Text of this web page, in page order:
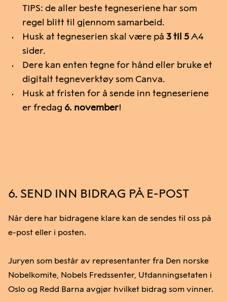
TIPS: de aller beste tegneseriene har som
regel blitt til gjennom samarbeid.
Husk at tegneserien skal være på 3 til 5A4
sider.
Dere kan enten tegne for hånd eller bruke et
digitalt tegneverktøy som Canva.
Husk at fristen for å sende inn tegneseriene
er fredag 6. november!
6. SEND INN BIDRAG PÅ E-POST
Når dere har bidragene klare kan de sendes til oss på
e-post eller i posten.
Juryen som består av representanter fra Den norske
Nobelkomite, Nobels Fredssenter, Utdanningsetaten i
Oslo og Redd Barna avgjør hvilket bidrag som vinner.